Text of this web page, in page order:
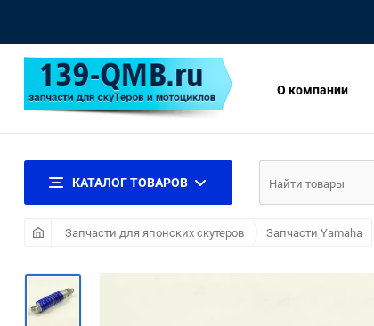
О компании
КАТАЛОГ ТОВАРОВ
Запчасти для японских скутеров Запчасти Yamaha